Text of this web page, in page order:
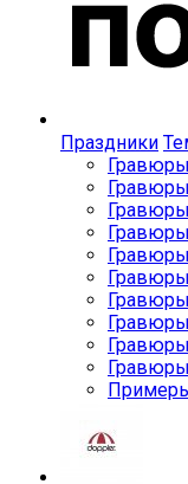
Праздники